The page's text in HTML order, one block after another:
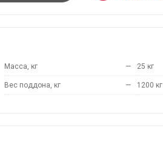
Масса, кг — 25 кг
Вес поддона, кг — 1200 кг